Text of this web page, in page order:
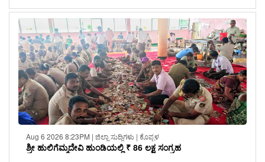
Aug 6 2026 8:23PM | ಜಿಲ್ಲಾ ಸುದ್ದಿಗಳು | ಕೊಪ್ಪಳ
ಶ್ರೀ ಹುಲಿಗೆಮ್ಮದೇವಿ ಹುಂಡಿಯಲ್ಲಿ ₹ 86 ಲಕ್ಷ ಸಂಗ್ರಹ